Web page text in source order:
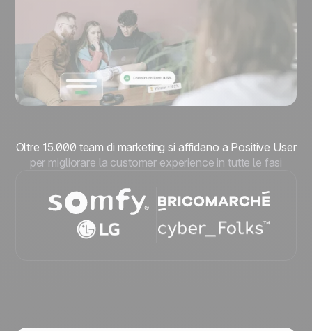
Oltre 15.000 team di marketing si affidano a Positive User
per migliorare la customer experience in tutte le fasi